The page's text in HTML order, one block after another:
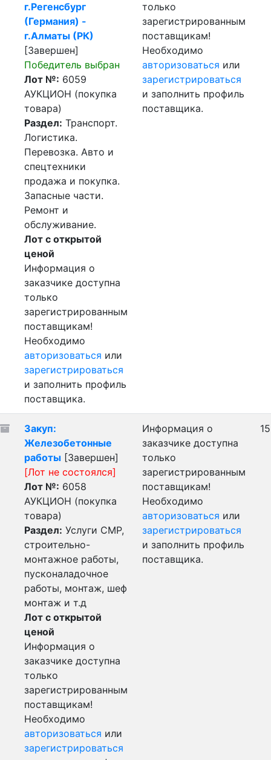
г.Регенсбург
(Германия) -
г.Алматы (РК)
[Завершен]
Победитель выбран
Лот №: 6059
АУКЦИОН (покупка
товара)
Раздел: Транспорт.
Логистика.
Перевозка. Авто и
спецтехники
продажа и покупка.
Запасные части.
Ремонт и
обслуживание.
Лот с открытой
ценой
Информация о
заказчике доступна
только
зарегистрированным
поставщикам!
Необходимо
авторизоваться или
зарегистрироваться
и заполнить профиль
поставщика.
только
зарегистрированным
поставщикам!
Необходимо
авторизоваться или
зарегистрироваться
и заполнить профиль
поставщика.
Закуп:
Железобетонные
работы [Завершен]
[Лот не состоялся]
Лот №: 6058
АУКЦИОН (покупка
товара)
Раздел: Услуги СМР,
строительно-
монтажное работы,
пусконаладочное
работы, монтаж, шеф
монтаж и т.д
Лот с открытой
ценой
Информация о
заказчике доступна
только
зарегистрированным
поставщикам!
Необходимо
авторизоваться или
зарегистрироваться
Информация о
заказчике доступна
только
зарегистрированным
поставщикам!
Необходимо
авторизоваться или
зарегистрироваться
и заполнить профиль
поставщика.